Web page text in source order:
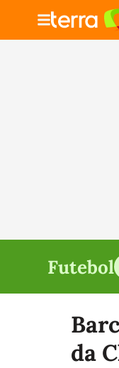
Futebol
Selecione o
da